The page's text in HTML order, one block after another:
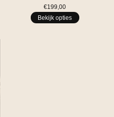
€199,00
Bekijk opties